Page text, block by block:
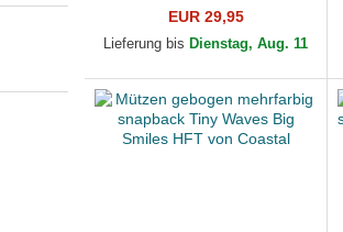
von CoastalEUR 29,95
Lieferung bis Dienstag, Aug. 11